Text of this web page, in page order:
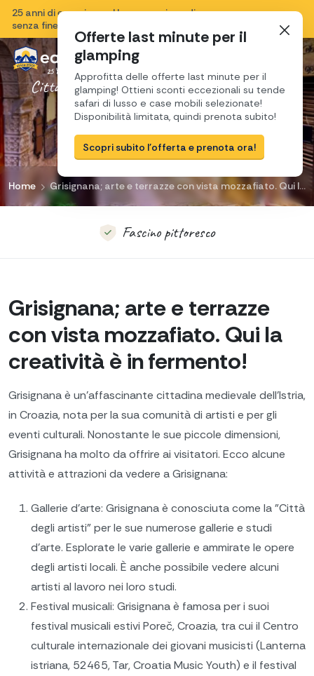
Offerte last minute per il
glamping
Approfitta delle offerte last minute per il
glamping! Ottieni sconti eccezionali su tende
safari di lusso e case mobili selezionate!
Disponibilità limitata, quindi prenota subito!
Scopri subito l'offerta e prenota ora!
25 anni di esperienza, Una sensazione di vacanza
senza fine e una passione per la Croazia.
Città idilliaca ricca di arte, cultura e storia
L'incantevole
Grisignana
Home Grisignana; arte e terrazze con vista mozzafiato. Qui la creatività è in fermento!
Panorami incantevoli
Paradiso artistico
Fascino pittoresco
Grisignana; arte e terrazze
con vista mozzafiato. Qui la
creatività è in fermento!
Grisignana è un'affascinante cittadina medievale dell'Istria,
in Croazia, nota per la sua comunità di artisti e per gli
eventi culturali. Nonostante le sue piccole dimensioni,
Grisignana ha molto da offrire ai visitatori. Ecco alcune
attività e attrazioni da vedere a Grisignana:
Gallerie d'arte: Grisignana è conosciuta come la "Città
degli artisti" per le sue numerose gallerie e studi
d'arte. Esplorate le varie gallerie e ammirate le opere
degli artisti locali. È anche possibile vedere alcuni
artisti al lavoro nei loro studi.
Festival musicali: Grisignana è famosa per i suoi
festival musicali estivi Poreč, Croazia, tra cui il Centro
culturale internazionale dei giovani musicisti (Lanterna
istriana, 52465, Tar, Croatia Music Youth) e il festival